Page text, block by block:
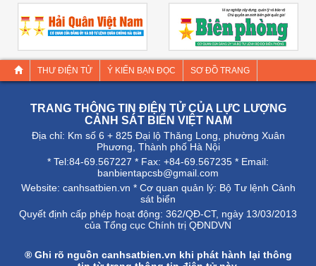
THƯ ĐIỆN TỬ Ý KIẾN BẠN ĐỌC SƠ ĐỒ TRANG
TRANG THÔNG TIN ĐIỆN TỬ CỦA LỰC LƯỢNG
CẢNH SÁT BIỂN VIỆT NAM
Địa chỉ: Km số 6 + 825 Đại lộ Thăng Long, phường Xuân
Phương, Thành phố Hà Nội
* Tel:84-69.567227 * Fax: +84-69.567235 * Email:
banbientapcsb@gmail.com
Website: canhsatbien.vn * Cơ quan quản lý: Bộ Tư lệnh Cảnh
sát biển
Quyết định cấp phép hoạt động: 362/QÐ-CT, ngày 13/03/2013
của Tổng cục Chính trị QĐNDVN
® Ghi rõ nguồn canhsatbien.vn khi phát hành lại thông